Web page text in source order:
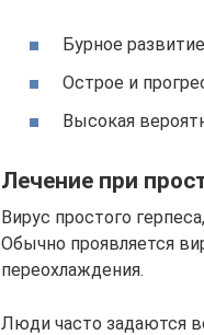
Бурное
Острое и
Высокая
Лечение при
Вирус простого
Обычно проявляется
переохлаждения.
Люди часто задаются